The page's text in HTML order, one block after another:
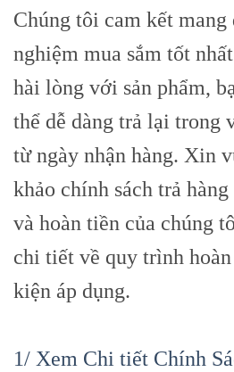
Chúng tôi cam kết mang
nghiệm mua sắm tốt
hài lòng với sản phẩm,
thể dễ dàng trả lại trong
từ ngày nhận hàng. Xin
khảo chính sách trả hàng
và hoàn tiền của chúng
chi tiết về quy trình
kiện áp dụng.
1/ Xem Chi tiết Chính